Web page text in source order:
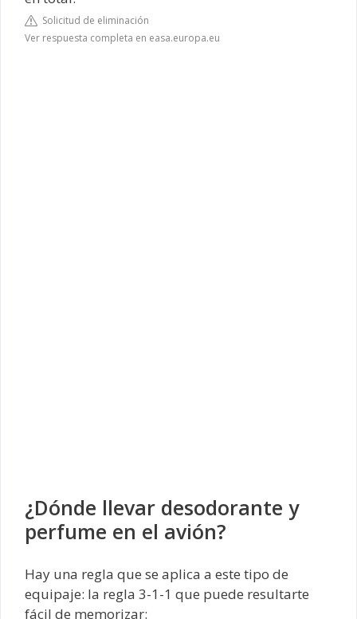
Solicitud de eliminación
Ver respuesta completa en easa.europa.eu
¿Dónde llevar desodorante y
perfume en el avión?
Hay una regla que se aplica a este tipo de
equipaje: la regla 3-1-1 que puede resultarte
fácil de memorizar: